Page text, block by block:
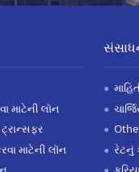
માટેની લૉન
માટેની લૉન
રેટનું